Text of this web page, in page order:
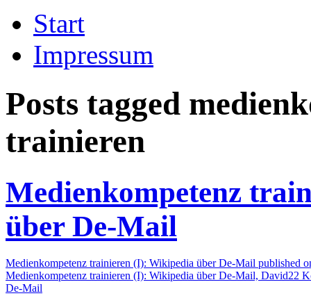
Start
Impressum
Posts tagged
trainieren
Medienkompetenz
über De-Mail
Medienkompetenz trainieren (I): Wikipedia über De-Mail published
Medienkompetenz trainieren (I): Wikipedia über De-Mail, David22
De-Mail